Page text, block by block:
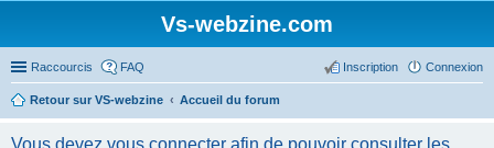
Vs-webzine.com
Raccourcis FAQ Connexion
Inscription
Retour sur VS-webzine Accueil du forum
Vous devez vous connecter afin de pouvoir consulter les